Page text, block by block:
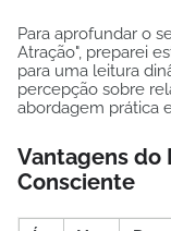
Para aprofundar o
Atração", preparei
para uma leitura
percepção sobre
abordagem prática
Vantagens do
Consciente